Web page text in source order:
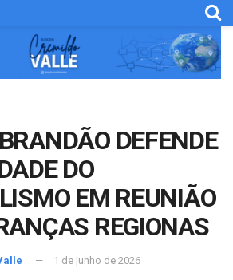
DEFENDE
DO
EM REUNIÃO
REGIONAS
1 de junho de 2026